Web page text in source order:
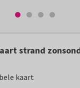
strand
kaart
verzendkosten